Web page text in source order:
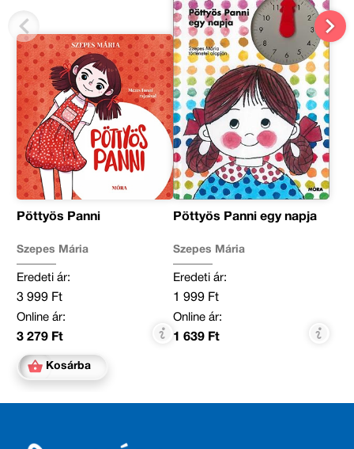
Pöttyös Panni
Szepes Mária
Eredeti ár:
3 999 Ft
Online ár:
3 279 Ft
Kosárba
Pöttyös Panni egy napja
Szepes Mária
Eredeti ár:
1 999 Ft
Online ár:
1 639 Ft